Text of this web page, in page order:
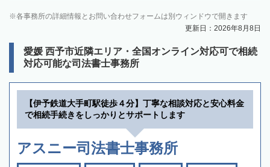
各事務所の詳細情報とお問い合わせフォームは別ウィンドウで開きます
更新日：2026年8月8日
愛媛 西予市近隣エリア・全国オンライン対応可で相続
対応可能な司法書士事務所
【伊予鉄道大手町駅徒歩４分】丁寧な相談対応と安心料金
で相続手続きをしっかりとサポートします
アスニー司法書士事務所